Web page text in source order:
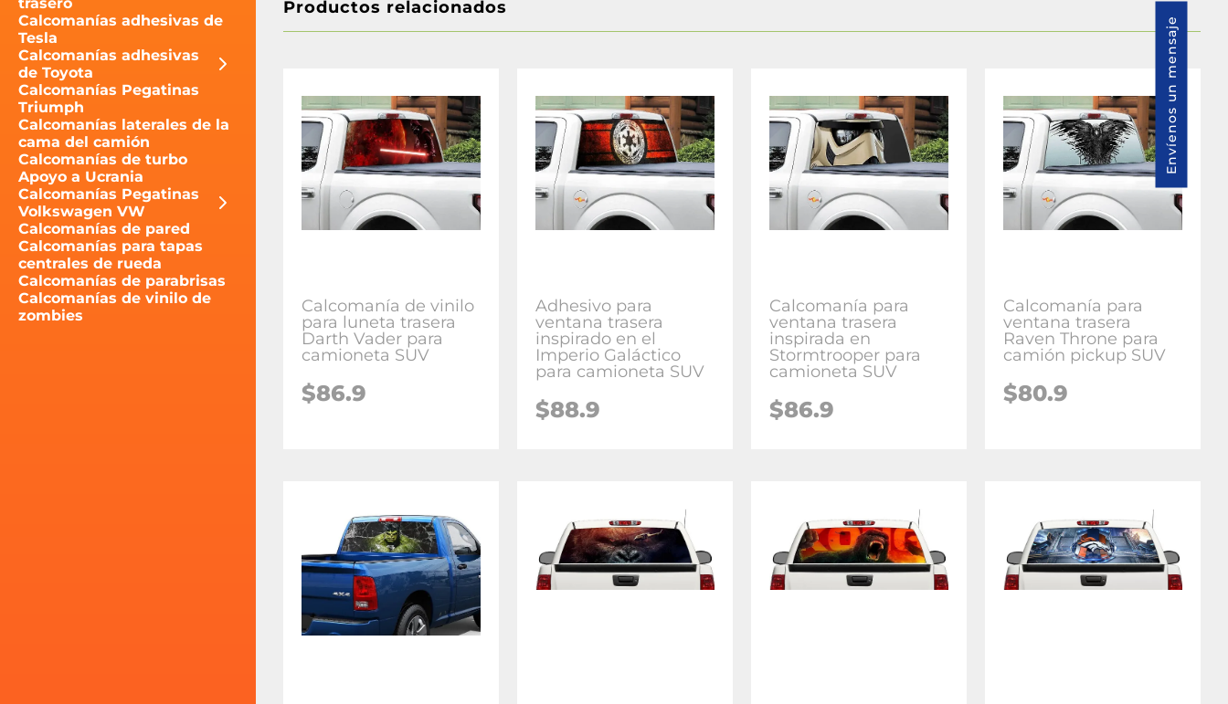
trasero
Calcomanías adhesivas de
Tesla
Calcomanías adhesivas
de Toyota
Calcomanías Pegatinas
Triumph
Calcomanías laterales de la
cama del camión
Calcomanías de turbo
Apoyo a Ucrania
Calcomanías Pegatinas
Volkswagen VW
Calcomanías de pared
Calcomanías para tapas
centrales de rueda
Calcomanías de parabrisas
Calcomanías de vinilo de
zombies
Productos relacionados
Calcomanía de vinilo
para luneta trasera
Darth Vader para
camioneta SUV
$86.9
Adhesivo para
ventana trasera
inspirado en el
Imperio Galáctico
para camioneta SUV
$88.9
Calcomanía para
ventana trasera
inspirada en
Stormtrooper para
camioneta SUV
$86.9
Calcomanía para
ventana trasera
Raven Throne para
camión pickup SUV
$80.9
Envíenos un mensaje